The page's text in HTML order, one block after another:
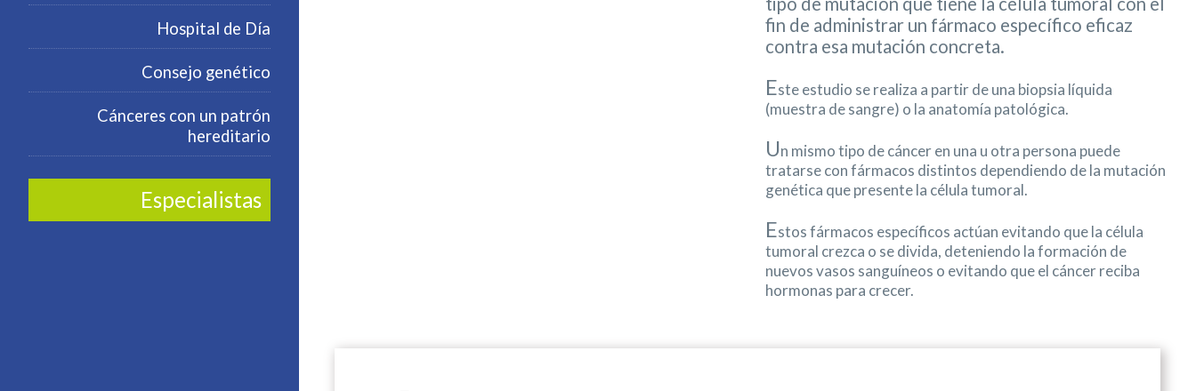
Hospital de Día
Consejo genético
Cánceres con un patrón
hereditario
Especialistas
fin de administrar un fármaco específico eficaz
contra esa mutación concreta.
Este estudio se realiza a partir de una biopsia líquida
(muestra de sangre) o la anatomía patológica.
Un mismo tipo de cáncer en una u otra persona puede
tratarse con fármacos distintos dependiendo de la mutación
genética que presente la célula tumoral.
Estos fármacos específicos actúan evitando que la célula
tumoral crezca o se divida, deteniendo la formación de
nuevos vasos sanguíneos o evitando que el cáncer reciba
hormonas para crecer.